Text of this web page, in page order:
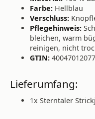
Farbe: Hellblau
Verschluss:
Pflegehinweis:
bleichen, warm
reinigen, nicht
GTIN:
Lieferumfang:
1x Sterntaler